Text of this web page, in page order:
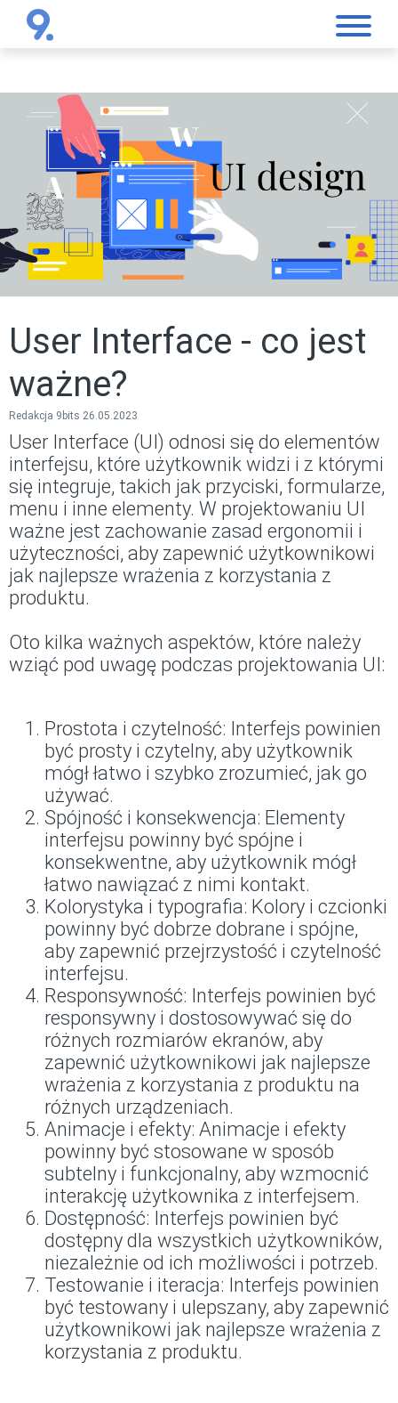
User Interface - co jest
ważne?
Redakcja 9bits 26.05.2023
User Interface (UI) odnosi się do elementów
interfejsu, które użytkownik widzi i z którymi
się integruje, takich jak przyciski, formularze,
menu i inne elementy. W projektowaniu UI
ważne jest zachowanie zasad ergonomii i
użyteczności, aby zapewnić użytkownikowi
jak najlepsze wrażenia z korzystania z
produktu.
Oto kilka ważnych aspektów, które należy
wziąć pod uwagę podczas projektowania UI:
Prostota i czytelność: Interfejs powinien
być prosty i czytelny, aby użytkownik
mógł łatwo i szybko zrozumieć, jak go
używać.
Spójność i konsekwencja: Elementy
interfejsu powinny być spójne i
konsekwentne, aby użytkownik mógł
łatwo nawiązać z nimi kontakt.
Kolorystyka i typografia: Kolory i czcionki
powinny być dobrze dobrane i spójne,
aby zapewnić przejrzystość i czytelność
interfejsu.
Responsywność: Interfejs powinien być
responsywny i dostosowywać się do
różnych rozmiarów ekranów, aby
zapewnić użytkownikowi jak najlepsze
wrażenia z korzystania z produktu na
różnych urządzeniach.
Animacje i efekty: Animacje i efekty
powinny być stosowane w sposób
subtelny i funkcjonalny, aby wzmocnić
interakcję użytkownika z interfejsem.
Dostępność: Interfejs powinien być
dostępny dla wszystkich użytkowników,
niezależnie od ich możliwości i potrzeb.
Testowanie i iteracja: Interfejs powinien
być testowany i ulepszany, aby zapewnić
użytkownikowi jak najlepsze wrażenia z
korzystania z produktu.